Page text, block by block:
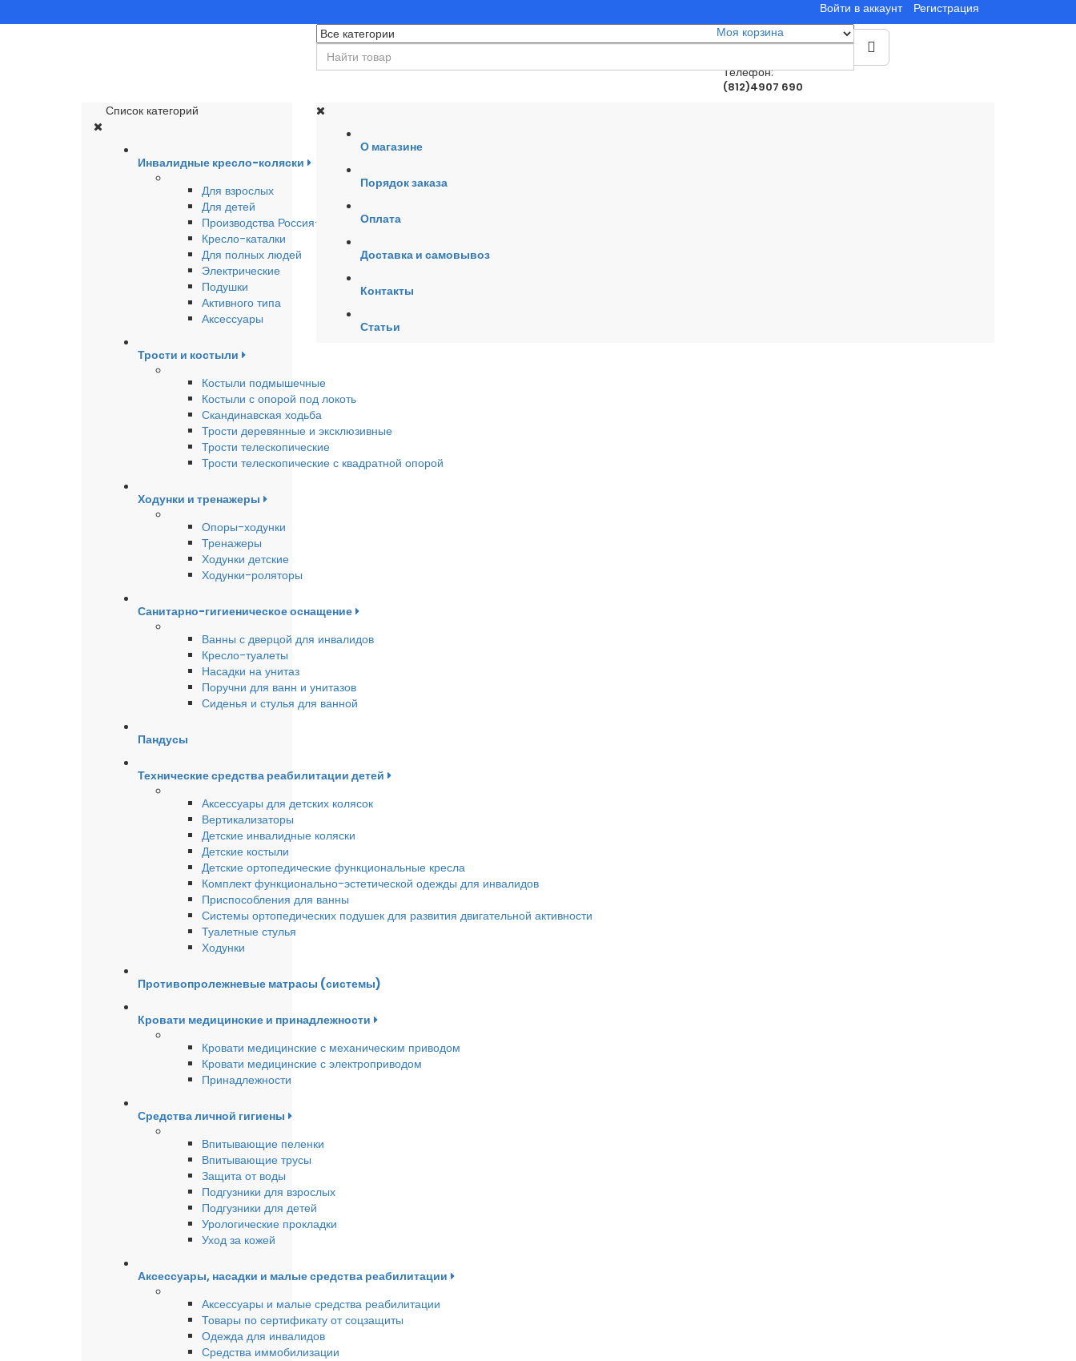
Войти в аккаунт
Регистрация
Моя корзина
Телефон:
(812)4907 690
Список категорий
Инвалидные кресло-коляски
Для взрослых
Для детей
Производства Россия-Германия
Кресло-каталки
Для полных людей
Электрические
Подушки
Активного типа
Аксессуары
Трости и костыли
Костыли подмышечные
Костыли с опорой под локоть
Скандинавская ходьба
Трости деревянные и эксклюзивные
Трости телескопические
Трости телескопические с квадратной опорой
Ходунки и тренажеры
Опоры-ходунки
Тренажеры
Ходунки детские
Ходунки-роляторы
Санитарно-гигиеническое оснащение
Ванны с дверцой для инвалидов
Кресло-туалеты
Насадки на унитаз
Поручни для ванн и унитазов
Сиденья и стулья для ванной
Пандусы
Технические средства реабилитации детей
Аксессуары для детских колясок
Вертикализаторы
Детские инвалидные коляски
Детские костыли
Детские ортопедические функциональные кресла
Комплект функционально-эстетической одежды для инвалидов
Приспособления для ванны
Системы ортопедических подушек для развития двигательной активности
Туалетные стулья
Ходунки
Противопролежневые матрасы (системы)
Кровати медицинские и принадлежности
Кровати медицинские с механическим приводом
Кровати медицинские с электроприводом
Принадлежности
Средства личной гигиены
Впитывающие пеленки
Впитывающие трусы
Защита от воды
Подгузники для взрослых
Подгузники для детей
Урологические прокладки
Уход за кожей
Аксессуары, насадки и малые средства реабилитации
Аксессуары и малые средства реабилитации
Товары по сертификату от соцзащиты
Одежда для инвалидов
Средства иммобилизации
О магазине
Порядок заказа
Оплата
Доставка и самовывоз
Контакты
Статьи